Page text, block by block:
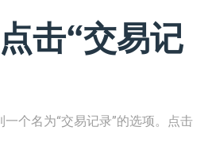
击“交易记
个名为“交易记录”的选项。点击